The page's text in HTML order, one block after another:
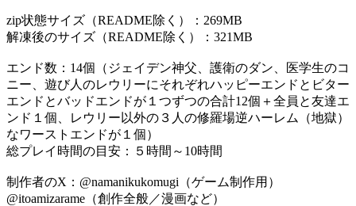
zip状態サイズ（README除く）：269MB
解凍後のサイズ（README除く）：321MB
エンド数：14個（ジェイデン神父、護衛のダン、医学生のコ
ニー、遊び人のレウリーにそれぞれハッピーエンドとビター
エンドとバッドエンドが１つずつの合計12個＋全員と友達エ
ンド１個、レウリー以外の３人の修羅場逆ハーレム（地獄）
なワーストエンドが１個）
総プレイ時間の目安：５時間～10時間
制作者のX：@namanikukomugi（ゲーム制作用）
@itoamizarame（創作全般／漫画など）